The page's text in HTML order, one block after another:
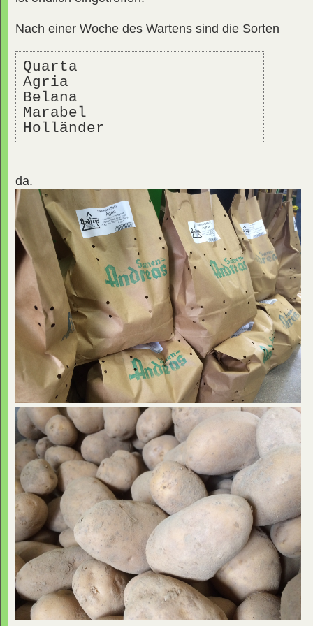
Nach einer Woche des Wartens sind die Sorten
Quarta
Agria
Belana
Marabel
Holländer
da.